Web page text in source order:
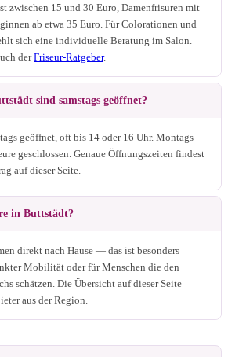
zwischen 15 und 30 Euro, Damenfrisuren mit
ab etwa 35 Euro. Für Colorationen und
sich eine individuelle Beratung im Salon.
derFriseur-Ratgeber.
sind samstags geöffnet?
geöffnet, oft bis 14 oder 16 Uhr. Montags
geschlossen. Genaue Öffnungszeiten findest
auf dieser Seite.
in Buttstädt?
direkt nach Hause — das ist besonders
Mobilität oder für Menschen die den
schätzen. Die Übersicht auf dieser Seite
aus der Region.